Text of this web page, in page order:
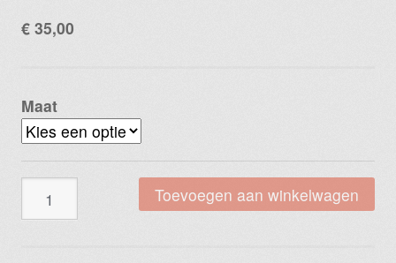
€ 35,00
Maat
Toevoegen aan winkelwagen